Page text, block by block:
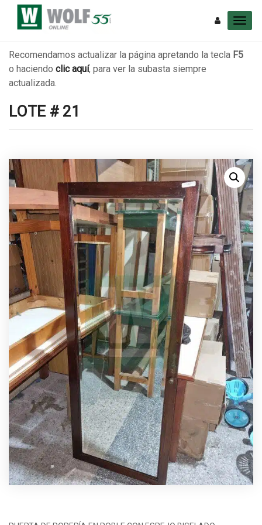
Recomendamos actualizar la página apretando la tecla F5
o haciendo clic aquí, para ver la subasta siempre
actualizada.
LOTE # 21